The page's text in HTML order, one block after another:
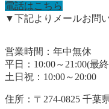
電話はこちら
▼下記よりメールお問
営業時間：年中無休
平日：10:00～21:00(最
土日祝：10:00～20:00
住所：〒274-0825 千葉